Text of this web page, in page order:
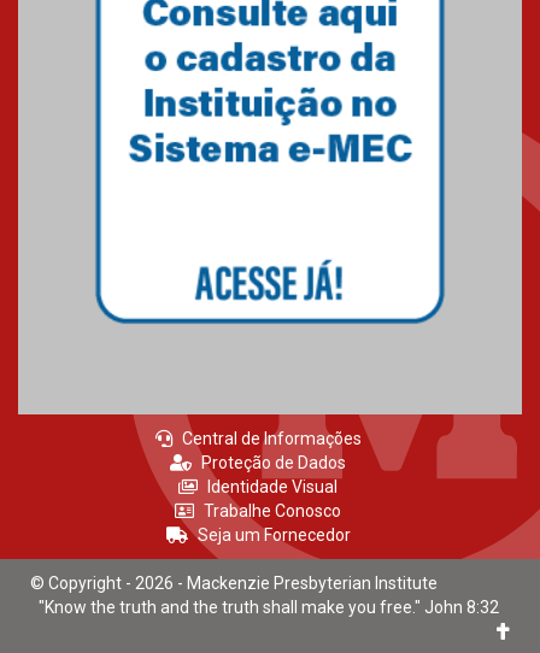
Gravação do projeto “Mais de
31 mil vozes com a Palavra” é
realizado no Colégio
Mackenzie Brasília
25.10.2024
Brasília conquistam medalhas
em importantes competições
de Matemática
04.10.2024
Central de Informações
Proteção de Dados
Identidade Visual
Trabalhe Conosco
Seja um Fornecedor
© Copyright - 2026 - Mackenzie Presbyterian Institute
"Know the truth and the truth shall make you free." John 8:32